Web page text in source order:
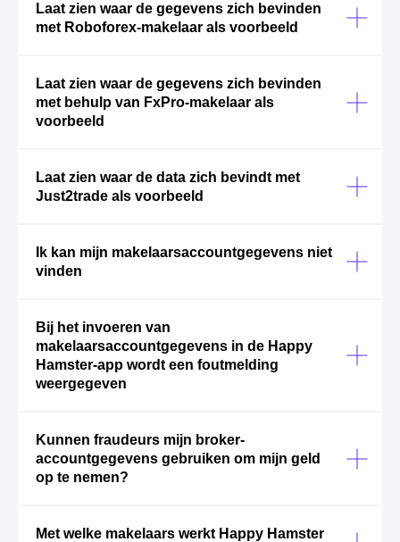
Laat zien waar de gegevens zich bevinden
met Roboforex-makelaar als voorbeeld
Laat zien waar de gegevens zich bevinden
met behulp van FxPro-makelaar als
voorbeeld
Laat zien waar de data zich bevindt met
Just2trade als voorbeeld
Ik kan mijn makelaarsaccountgegevens niet
vinden
Bij het invoeren van
makelaarsaccountgegevens in de Happy
Hamster-app wordt een foutmelding
weergegeven
Kunnen fraudeurs mijn broker-
accountgegevens gebruiken om mijn geld
op te nemen?
Met welke makelaars werkt Happy Hamster